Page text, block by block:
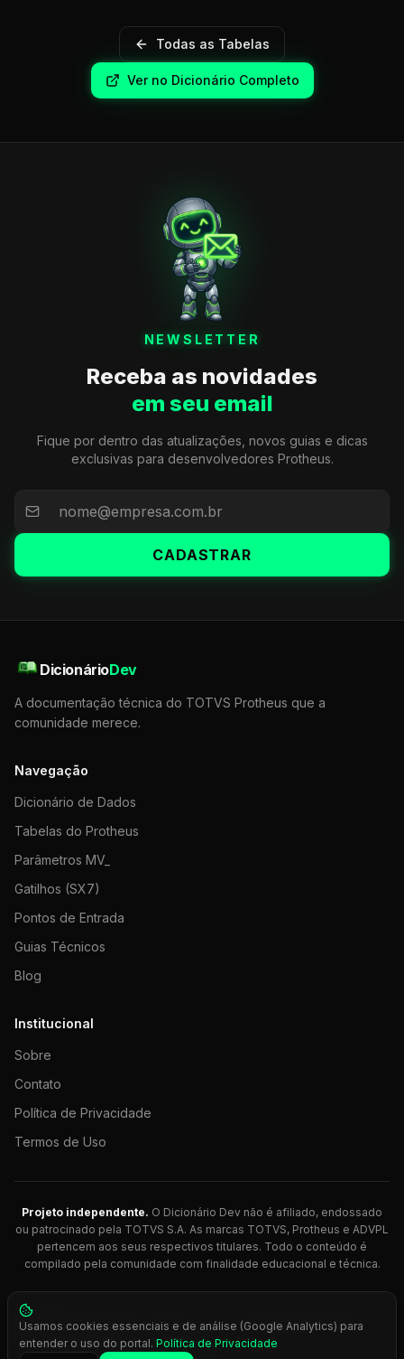
Todas as Tabelas
Ver no Dicionário Completo
NEWSLETTER
Receba as novidades
em seu email
Fique por dentro das atualizações, novos guias e dicas
exclusivas para desenvolvedores Protheus.
CADASTRAR
DicionárioDev
A documentação técnica do TOTVS Protheus que a
comunidade merece.
Navegação
Dicionário de Dados
Tabelas do Protheus
Parâmetros MV_
Gatilhos (SX7)
Pontos de Entrada
Guias Técnicos
Blog
Institucional
Sobre
Contato
Política de Privacidade
Termos de Uso
Projeto independente. O Dicionário Dev não é afiliado, endossado
ou patrocinado pela TOTVS S.A. As marcas TOTVS, Protheus e ADVPL
pertencem aos seus respectivos titulares. Todo o conteúdo é
compilado pela comunidade com finalidade educacional e técnica.
© 2026 Dicionário Dev. Feito com 💚 para desenvolvedores
Protheus.
Press Ctrl+K
Usamos cookies essenciais e de análise (Google Analytics) para
entender o uso do portal. Política de Privacidade